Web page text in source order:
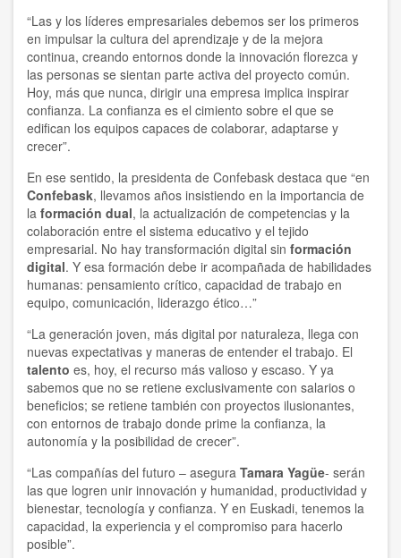
“Las y los líderes empresariales debemos ser los primeros
en impulsar la cultura del aprendizaje y de la mejora
continua, creando entornos donde la innovación florezca y
las personas se sientan parte activa del proyecto común.
Hoy, más que nunca, dirigir una empresa implica inspirar
confianza. La confianza es el cimiento sobre el que se
edifican los equipos capaces de colaborar, adaptarse y
crecer”.
En ese sentido, la presidenta de Confebask destaca que “en
Confebask, llevamos años insistiendo en la importancia de
la formación dual, la actualización de competencias y la
colaboración entre el sistema educativo y el tejido
empresarial. No hay transformación digital sin formación
digital. Y esa formación debe ir acompañada de habilidades
humanas: pensamiento crítico, capacidad de trabajo en
equipo, comunicación, liderazgo ético…”
“La generación joven, más digital por naturaleza, llega con
nuevas expectativas y maneras de entender el trabajo. El
talento es, hoy, el recurso más valioso y escaso. Y ya
sabemos que no se retiene exclusivamente con salarios o
beneficios; se retiene también con proyectos ilusionantes,
con entornos de trabajo donde prime la confianza, la
autonomía y la posibilidad de crecer”.
“Las compañías del futuro – asegura Tamara Yagüe- serán
las que logren unir innovación y humanidad, productividad y
bienestar, tecnología y confianza. Y en Euskadi, tenemos la
capacidad, la experiencia y el compromiso para hacerlo
posible”.